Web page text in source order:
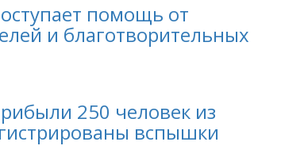
помощь от
и благотворительных
250 человек из
вспышки